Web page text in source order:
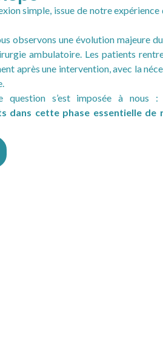
simple, issue de notre expérience
observons une évolution majeure
ambulatoire. Les patients
après une intervention, avec la
question s’est imposée à nous :
dans cette phase essentielle de